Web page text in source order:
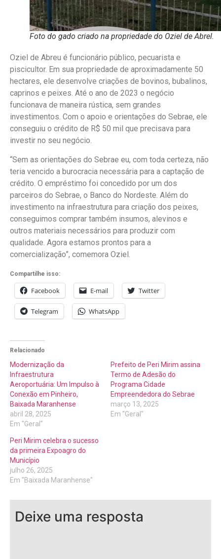
Foto do gado criado na propriedade do Oziel de Abrel.
Oziel de Abreu é funcionário público, pecuarista e
piscicultor. Em sua propriedade de aproximadamente 50
hectares, ele desenvolve criações de bovinos, bubalinos,
caprinos e peixes. Até o ano de 2023 o negócio
funcionava de maneira rústica, sem grandes
investimentos. Com o apoio e orientações do Sebrae, ele
conseguiu o crédito de R$ 50 mil que precisava para
investir no seu negócio.
“Sem as orientações do Sebrae eu, com toda certeza, não
teria vencido a burocracia necessária para a captação de
crédito. O empréstimo foi concedido por um dos
parceiros do Sebrae, o Banco do Nordeste. Além do
investimento na infraestrutura para criação dos peixes,
conseguimos comprar também insumos, alevinos e
outros materiais necessários para produzir com
qualidade. Agora estamos prontos para a
comercialização”, comemora Oziel.
Compartilhe isso:
Facebook E-mail Twitter
Telegram WhatsApp
Relacionado
Modernização da
Infraestrutura
Aeroportuária: Um Impulso à
Conexão em Pinheiro,
Baixada Maranhense
abril 28, 2025
Em "Geral"
Prefeito de Peri Mirim assina
Termo de Adesão do
Programa Cidade
Empreendedora do Sebrae
março 13, 2025
Em "Geral"
Peri Mirim celebra o sucesso
da primeira Expoagro do
Município
julho 26, 2025
Em "Baixada Maranhense"
Deixe uma resposta